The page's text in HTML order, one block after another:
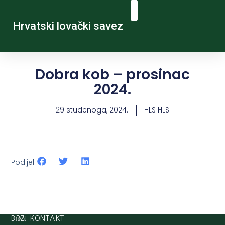
Hrvatski lovački savez
Dobra kob – prosinac
2024.
29 studenoga, 2024. HLS HLS
Podijeli
IBAN:
BRZI KONTAKT